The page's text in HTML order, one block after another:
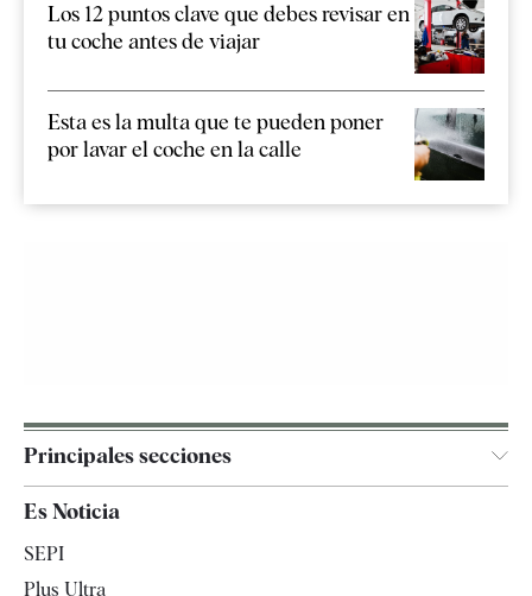
Los 12 puntos clave que debes revisar en
tu coche antes de viajar
Esta es la multa que te pueden poner
por lavar el coche en la calle
Principales secciones
España
Es Noticia
SEPI
Plus Ultra